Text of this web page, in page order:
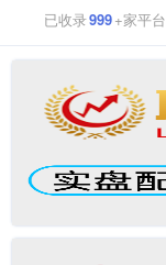
已收录999+家平台